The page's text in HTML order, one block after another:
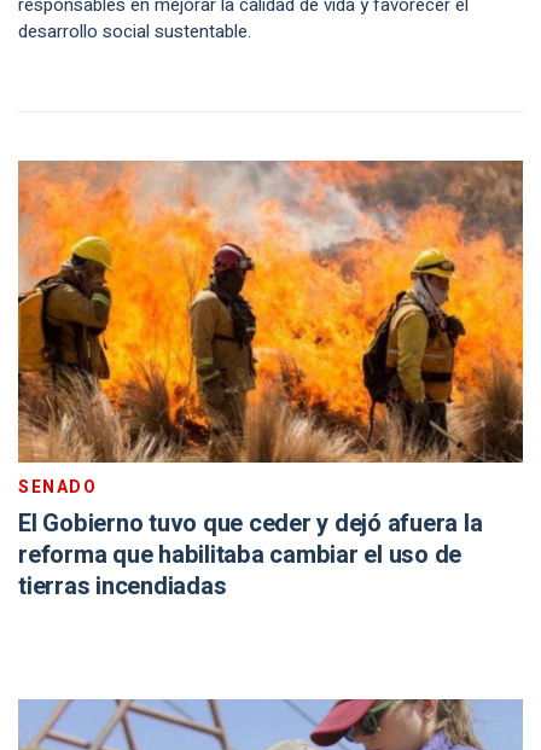
desarrollo social sustentable.
SENADO
El Gobierno tuvo que ceder y dejó afuera la
reforma que habilitaba cambiar el uso de
tierras incendiadas